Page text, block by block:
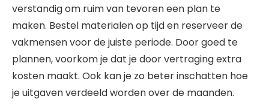
verstandig om ruim van tevoren een plan te
maken. Bestel materialen op tijd en reserveer de
vakmensen voor de juiste periode. Door goed te
plannen, voorkom je dat je door vertraging extra
kosten maakt. Ook kan je zo beter inschatten hoe
je uitgaven verdeeld worden over de maanden.